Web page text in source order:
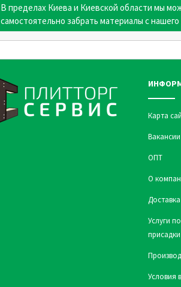
В пределах Киева и Киевской области мы
самостоятельно забрать материалы с нашего
Карта
Вакансии
ОПТ
О
Услуги
присадки
Условия